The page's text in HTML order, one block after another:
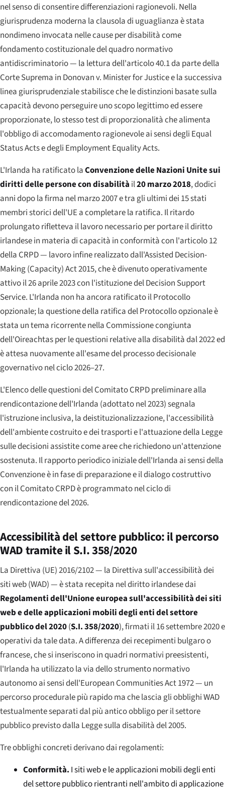
nel senso di consentire differenziazioni ragionevoli. Nella
giurisprudenza moderna la clausola di uguaglianza è stata
nondimeno invocata nelle cause per disabilità come
fondamento costituzionale del quadro normativo
antidiscriminatorio — la lettura dell'articolo 40.1 da parte della
Corte Suprema in Donovan v. Minister for Justicee la successiva
linea giurisprudenziale stabilisce che le distinzioni basate sulla
capacità devono perseguire uno scopo legittimo ed essere
proporzionate, lo stesso test di proporzionalità che alimenta
l'obbligo di accomodamento ragionevole ai sensi degli Equal
Status Acts e degli Employment Equality Acts.
L'Irlanda ha ratificato laConvenzione delle Nazioni Unite sui
diritti delle persone con disabilità il20 marzo 2018, dodici
anni dopo la firma nel marzo 2007 e tra gli ultimi dei 15 stati
membri storici dell'UE a completare la ratifica. Il ritardo
prolungato rifletteva il lavoro necessario per portare il diritto
irlandese in materia di capacità in conformità con l'articolo 12
della CRPD — lavoro infine realizzato dall'Assisted Decision-
Making (Capacity) Act 2015, che è divenuto operativamente
attivo il 26 aprile 2023 con l'istituzione del Decision Support
Service. L'Irlanda non ha ancora ratificato il Protocollo
opzionale; la questione della ratifica del Protocollo opzionale è
stata un tema ricorrente nella Commissione congiunta
dell'Oireachtas per le questioni relative alla disabilità dal 2022 ed
è attesa nuovamente all'esame del processo decisionale
governativo nel ciclo 2026–27.
L'Elenco delle questioni del Comitato CRPD preliminare alla
rendicontazione dell'Irlanda (adottato nel 2023) segnala
l'istruzione inclusiva, la deistituzionalizzazione, l'accessibilità
dell'ambiente costruito e dei trasporti e l'attuazione della Legge
sulle decisioni assistite come aree che richiedono un'attenzione
sostenuta. Il rapporto periodico iniziale dell'Irlanda ai sensi della
Convenzione è in fase di preparazione e il dialogo costruttivo
con il Comitato CRPD è programmato nel ciclo di
rendicontazione del 2026.
Accessibilità del settore pubblico: il percorso
WAD tramite il S.I. 358/2020
La Direttiva (UE) 2016/2102 — la Direttiva sull'accessibilità dei
siti web (WAD) — è stata recepita nel diritto irlandese dai
Regolamenti dell'Unione europea sull'accessibilità dei siti
web e delle applicazioni mobili degli enti del settore
pubblico del 2020(S.I. 358/2020), firmati il 16 settembre 2020 e
operativi da tale data. A differenza dei recepimenti bulgaro o
francese, che si inseriscono in quadri normativi preesistenti,
l'Irlanda ha utilizzato la via dello strumento normativo
autonomo ai sensi dell'European Communities Act 1972 — un
percorso procedurale più rapido ma che lascia gli obblighi WAD
testualmente separati dal più antico obbligo per il settore
pubblico previsto dalla Legge sulla disabilità del 2005.
Tre obblighi concreti derivano dai regolamenti:
Conformità. I siti web e le applicazioni mobili degli enti
del settore pubblico rientranti nell'ambito di applicazione